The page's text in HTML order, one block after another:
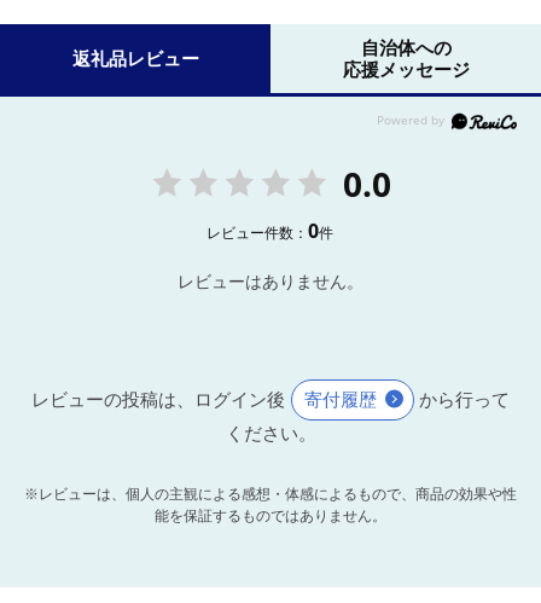
返礼品レビュー
自治体への
応援メッセージ
0.0
レビュー件数：0件
レビューはありません。
レビューの投稿は、ログイン後 寄付履歴
から行って
ください。
※レビューは、個人の主観による感想・体感によるもので、商品の効果や性
能を保証するものではありません。